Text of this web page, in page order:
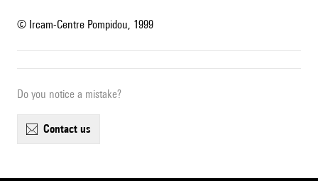
© Ircam-Centre Pompidou, 1999
Do you notice a mistake?
contact us